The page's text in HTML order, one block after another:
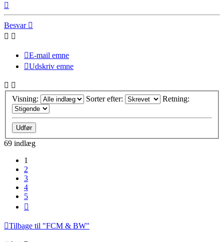
Besvar
E-mail emne
Udskriv emne
Visning: Sorter efter: Retning:
69 indlæg
1
2
3
4
5
Tilbage til "FCM & BW"